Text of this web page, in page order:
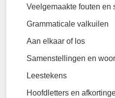
Veelgemaakte fouten en
Grammaticale valkuilen
Aan elkaar of los
Samenstellingen en
Leestekens
Hoofdletters en